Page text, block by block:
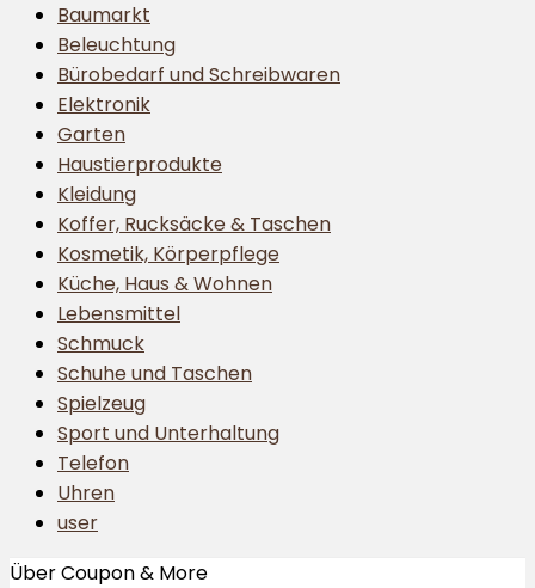
Baumarkt
Beleuchtung
Bürobedarf und Schreibwaren
Elektronik
Garten
Haustierprodukte
Kleidung
Koffer, Rucksäcke & Taschen
Kosmetik, Körperpflege
Küche, Haus & Wohnen
Lebensmittel
Schmuck
Schuhe und Taschen
Spielzeug
Sport und Unterhaltung
Telefon
Uhren
user
Über Coupon & More